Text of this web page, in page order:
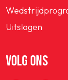
Uitslagen
VOLG ONS